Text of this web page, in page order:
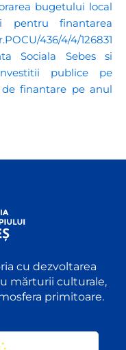
bugetului local
finantarea
436/4/4/126831
Sociala Sebes si
publice pe
finantare pe anul
cu dezvoltarea
mărturii culturale,
primitoare.